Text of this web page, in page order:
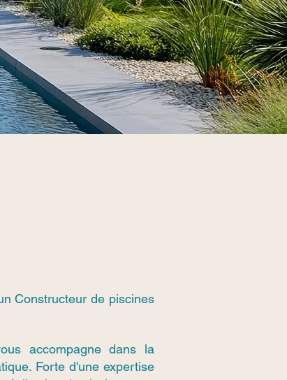
Constructeur de piscines
accompagne dans la
Forte d'une expertise